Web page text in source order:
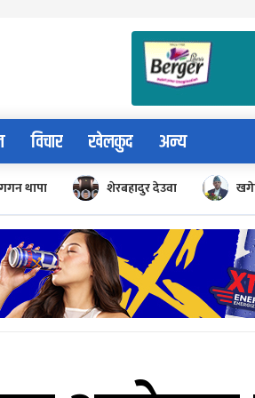
विचार खेलकुद अन्य
गगन थापा शेरबहादुर देउवा